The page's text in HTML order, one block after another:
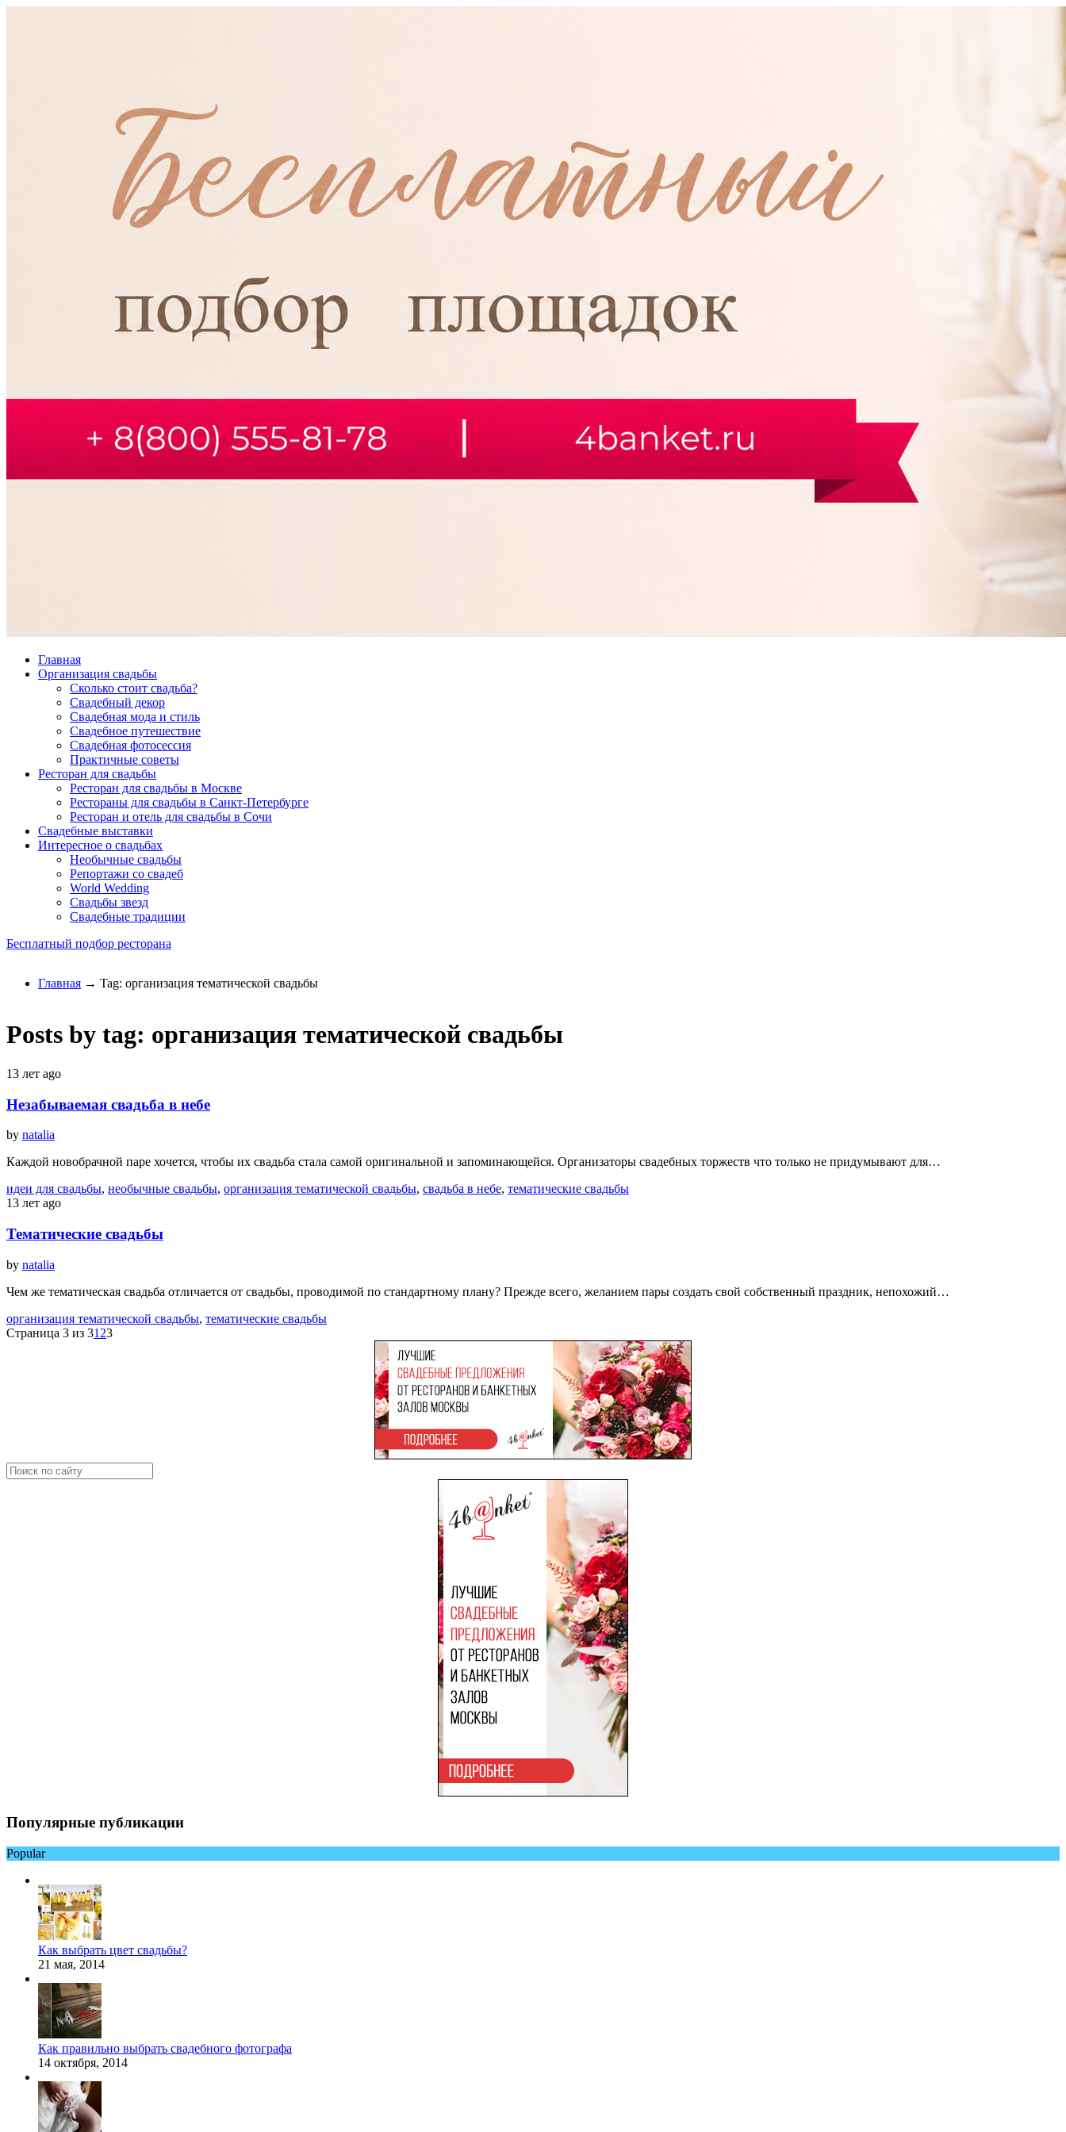
Главная
Организация свадьбы
Сколько стоит свадьба?
Свадебный декор
Свадебная мода и стиль
Свадебное путешествие
Свадебная фотосессия
Практичные советы
Ресторан для свадьбы
Ресторан для свадьбы в Москве
Рестораны для свадьбы в Санкт-Петербурге
Ресторан и отель для свадьбы в Сочи
Свадебные выставки
Интересное о свадьбах
Необычные свадьбы
Репортажи со свадеб
World Wedding
Свадьбы звезд
Свадебные традиции
Бесплатный подбор ресторана
Главная → Tag: организация тематической свадьбы
Posts by tag: организация тематической свадьбы
13 лет ago
Незабываемая свадьба в небе
by natalia
Каждой новобрачной паре хочется, чтобы их свадьба стала самой оригинальной и запоминающейся. Организаторы свадебных торжеств что только не придумывают для…
идеи для свадьбы, необычные свадьбы, организация тематической свадьбы, свадьба в небе, тематические свадьбы
13 лет ago
Тематические свадьбы
by natalia
Чем же тематическая свадьба отличается от свадьбы, проводимой по стандартному плану? Прежде всего, желанием пары создать свой собственный праздник, непохожий…
организация тематической свадьбы, тематические свадьбы
Страница 3 из 31 23
Популярные публикации
Popular
Как выбрать цвет свадьбы?
21 мая, 2014
Как правильно выбрать свадебного фотографа
14 октября, 2014